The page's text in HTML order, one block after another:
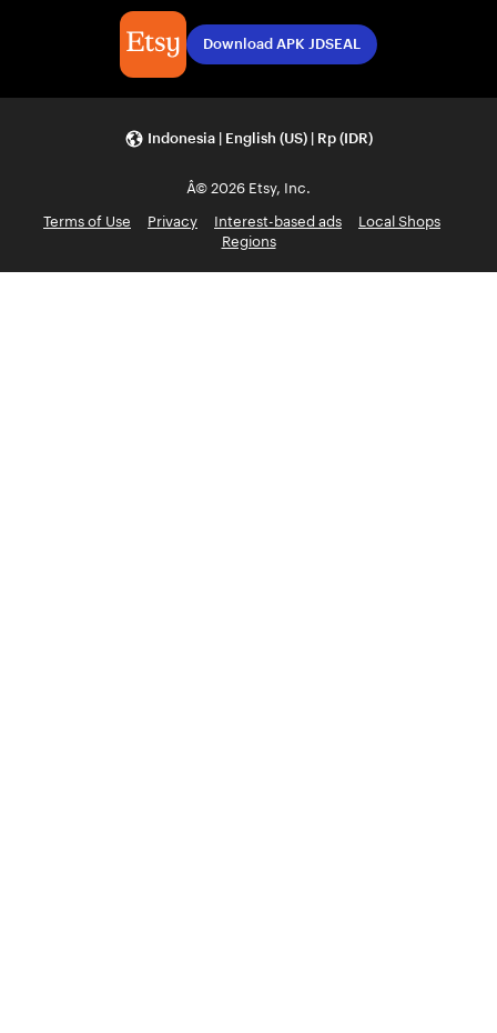
Download APK JDSEAL
Indonesia | English (US) | Rp (IDR)
Â© 2026 Etsy, Inc.
Terms of Use
Privacy Interest-based ads
Local Shops
Regions